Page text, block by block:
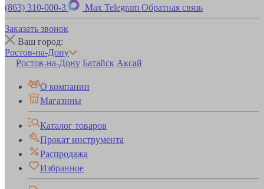
(863) 310-000-3 Max Telegram Обратная связь
Заказать звонок
Ваш город:
Ростов-на-Дону
Ростов-на-Дону Батайск Аксай
О компании
Магазины
Каталог товаров
Прокат инструмента
Распродажа
Избранное